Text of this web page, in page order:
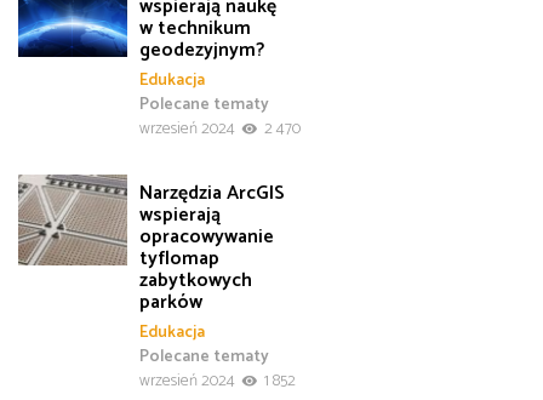
wspierają naukę
w technikum
geodezyjnym?
Edukacja
Polecane tematy
wrzesień 2024
2 470
Narzędzia ArcGIS
wspierają
opracowywanie
tyflomap
zabytkowych
parków
Edukacja
Polecane tematy
wrzesień 2024
1 852